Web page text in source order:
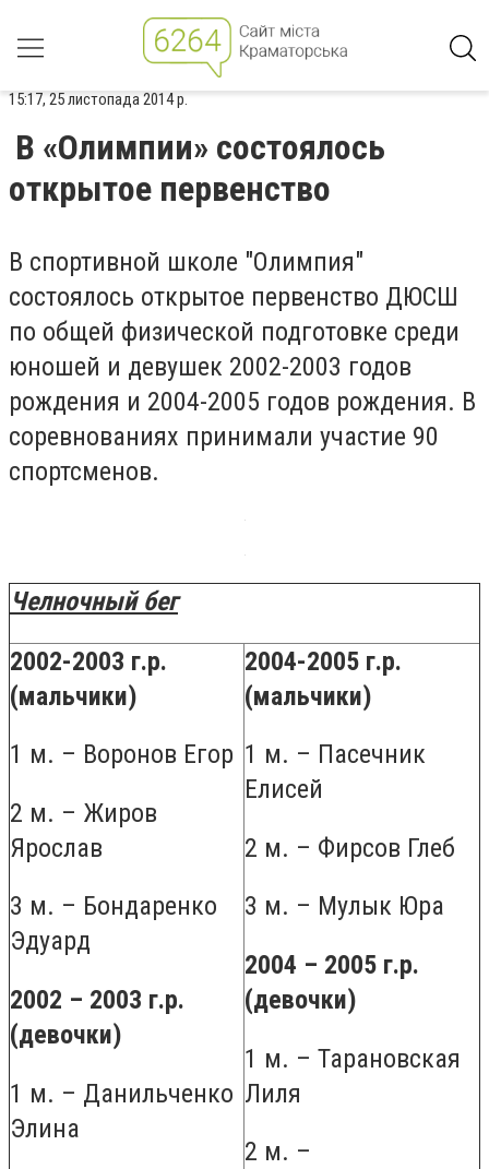
15:17, 25 листопада 2014 р.
В «Олимпии» состоялось
открытое первенство
В спортивной школе "Олимпия"
состоялось открытое первенство ДЮСШ
по общей физической подготовке среди
юношей и девушек 2002-2003 годов
рождения и 2004-2005 годов рождения. В
соревнованиях принимали участие 90
спортсменов.
Челночный бег
2002-2003 г.р.
(мальчики)
1 м. – Воронов Егор
2 м. – Жиров
Ярослав
3 м. – Бондаренко
Эдуард
2002 – 2003 г.р.
(девочки)
1 м. – Данильченко
Элина
2004-2005 г.р.
(мальчики)
1 м. – Пасечник
Елисей
2 м. – Фирсов Глеб
3 м. – Мулык Юра
2004 – 2005 г.р.
(девочки)
1 м. – Тарановская
Лиля
2 м. –